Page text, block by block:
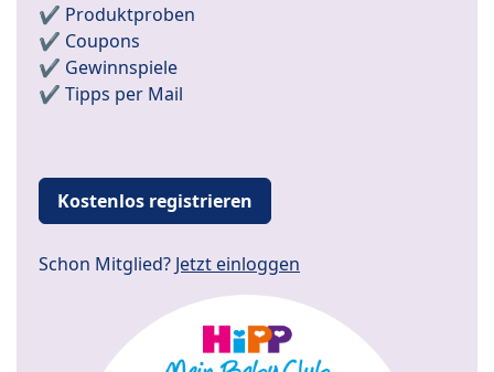
✔️ Produktproben
✔️ Coupons
✔️ Gewinnspiele
✔️ Tipps per Mail
Kostenlos registrieren
Schon Mitglied? Jetzt einloggen